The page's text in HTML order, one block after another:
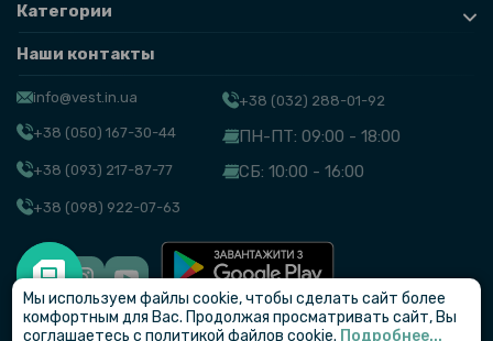
Категории
Наши контакты
info@vest.in.ua
+38 (050) 167-30-44
+38 (093) 217-87-77
+38 (098) 922-07-63
+38 (032) 288-01-92
ПН-ПТ: 09:00 - 18:00
СБ: 10:00 - 16:00
© VEST
Мы используем файлы cookie, чтобы сделать сайт более
комфортным для Вас. Продолжая просматривать сайт, Вы
соглашаетесь с политикой файлов cookie. Подробнее...